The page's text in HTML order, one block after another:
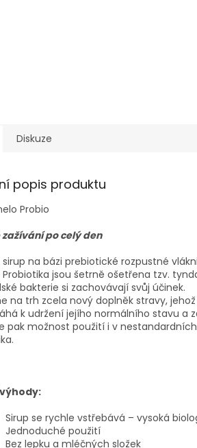
Diskuze
popis produktu
Probio
po celý den
na bázi prebiotické rozpustné
jsou šetrně ošetřena tzv.
bakterie si zachovávají svůj účinek.
na trh zcela nový doplněk stravy,
k udržení jejího normálního stavu a
pak možnost použití i v
se rychle vstřebává – vysoká
použití
lepku a mléčných složek